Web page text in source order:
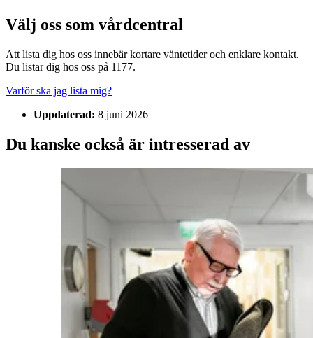
Välj oss som vårdcentral
Att lista dig hos oss innebär kortare väntetider och enklare kontakt.
Du listar dig hos oss på 1177.
Varför ska jag lista mig?
Uppdaterad: 8 juni 2026
Du kanske också är intresserad av